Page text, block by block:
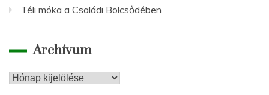
Téli móka a Családi Bölcsődében
Archívum
Archívum